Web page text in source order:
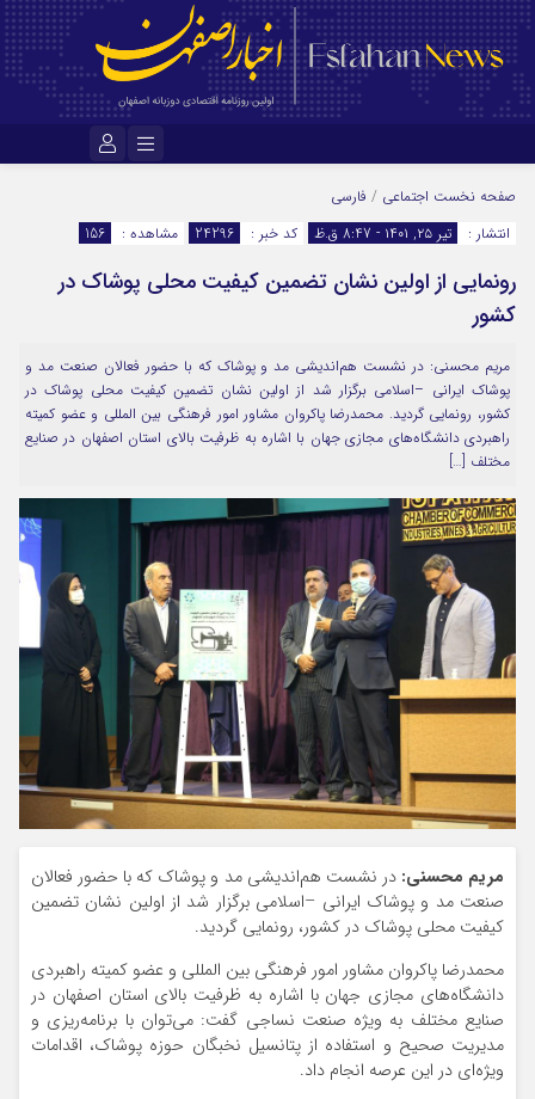
رمز عبور
مرا به خاطر بسپار
صفحه نخست اجتماعی / فارسی
انتشار :
تیر ۲۵, ۱۴۰۱ - 8:47 ق.ظ کد خبر : 24296 مشاهده : 156
رونمایی از اولین نشان تضمین کیفیت محلی پوشاک در
کشور
مریم محسنی: در نشست هم‌اندیشی مد و پوشاک که با حضور فعالان صنعت مد و
پوشاک ایرانی –اسلامی برگزار شد از اولین نشان تضمین کیفیت محلی پوشاک در
کشور، رونمایی گردید. محمدرضا پاکروان مشاور امور فرهنگی بین المللی و عضو کمیته
راهبردی دانشگاه‌های مجازی جهان با اشاره به ظرفیت بالای استان اصفهان در صنایع
مختلف […]
مریم محسنی: در نشست هم‌اندیشی مد و پوشاک که با حضور فعالان
صنعت مد و پوشاک ایرانی –اسلامی برگزار شد از اولین نشان تضمین
کیفیت محلی پوشاک در کشور، رونمایی گردید.
محمدرضا پاکروان مشاور امور فرهنگی بین المللی و عضو کمیته راهبردی
دانشگاه‌های مجازی جهان با اشاره به ظرفیت بالای استان اصفهان در
صنایع مختلف به ویژه صنعت نساجی گفت: می‌توان با برنامه‌ریزی و
مدیریت صحیح و استفاده از پتانسیل نخبگان حوزه پوشاک، اقدامات
ویژه‌ای در این عرصه انجام داد.